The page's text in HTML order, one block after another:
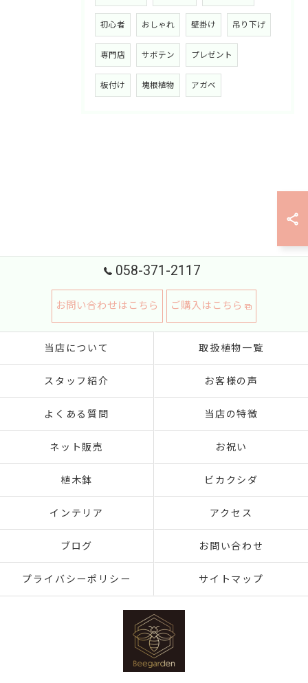
初心者 おしゃれ 壁掛け 吊り下げ
専門店 サボテン プレゼント
板付け 塊根植物 アガベ
058-371-2117
お問い合わせはこちら ご購入はこちら
当店について 取扱植物一覧
スタッフ紹介 お客様の声
よくある質問 当店の特徴
ネット販売 お祝い
植木鉢 ビカクシダ
インテリア アクセス
ブログ お問い合わせ
プライバシーポリシー サイトマップ